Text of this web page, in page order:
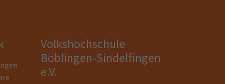
Volkshochschule
Böblingen-Sindelfingen
e.V.